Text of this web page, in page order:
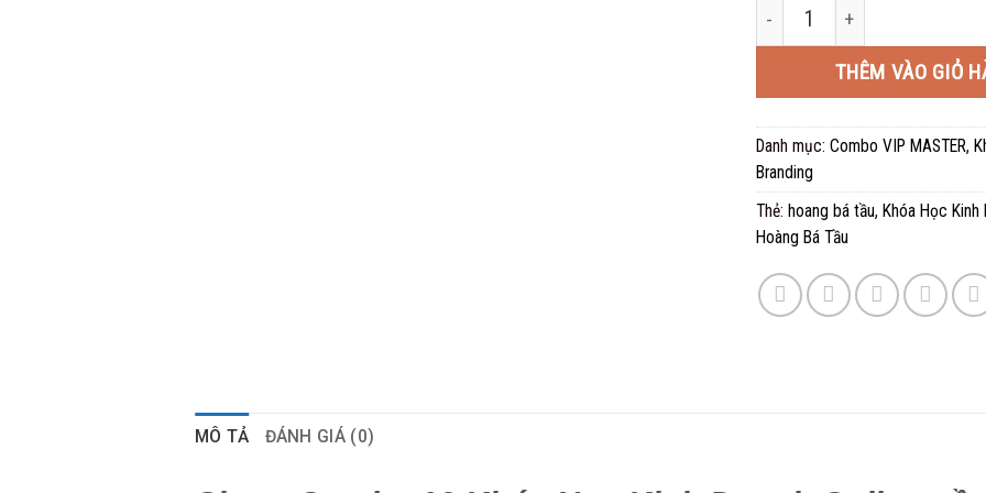
[FULL COMBO] 10 Khóa Học
THÊM VÀO GIỎ
Danh mục: Combo VIP MASTER,
Branding
Thẻ: hoang bá tầu, Khóa Học Kinh
Hoàng Bá Tầu
MÔ TẢ ĐÁNH GIÁ (0)